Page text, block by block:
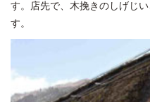
す。店先で、木挽きのしげじ
す。